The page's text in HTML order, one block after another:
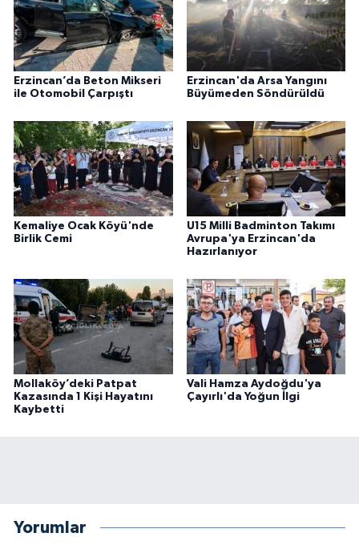
Erzincan’da Beton Mikseri
ile Otomobil Çarpıştı
Erzincan'da Arsa Yangını
Büyümeden Söndürüldü
Kemaliye Ocak Köyü'nde
Birlik Cemi
U15 Milli Badminton Takımı
Avrupa'ya Erzincan'da
Hazırlanıyor
Mollaköy’deki Patpat
Kazasında 1 Kişi Hayatını
Kaybetti
Vali Hamza Aydoğdu'ya
Çayırlı'da Yoğun İlgi
Yorumlar